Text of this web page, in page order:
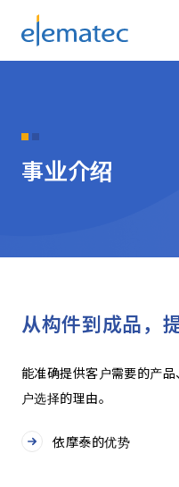
事业介绍
从构件到成品，
能准确提供客户需要的产
户选择的理由。
依摩泰的优势